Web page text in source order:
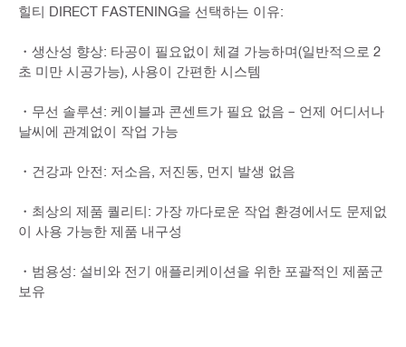
힐티 DIRECT FASTENING을 선택하는 이유:
・생산성 향상: 타공이 필요없이 체결 가능하며(일반적으로 2
초 미만 시공가능), 사용이 간편한 시스템
・무선 솔루션: 케이블과 콘센트가 필요 없음 – 언제 어디서나
날씨에 관계없이 작업 가능
・건강과 안전: 저소음, 저진동, 먼지 발생 없음
・최상의 제품 퀄리티: 가장 까다로운 작업 환경에서도 문제없
이 사용 가능한 제품 내구성
・범용성: 설비와 전기 애플리케이션을 위한 포괄적인 제품군
보유